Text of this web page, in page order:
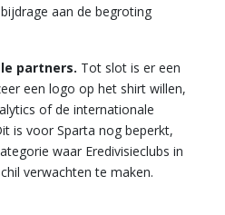
aan de begroting
partners. Tot slot is er een
een logo op het shirt willen,
of de internationale
is voor Sparta nog beperkt,
waar Eredivisieclubs in
verwachten te maken.